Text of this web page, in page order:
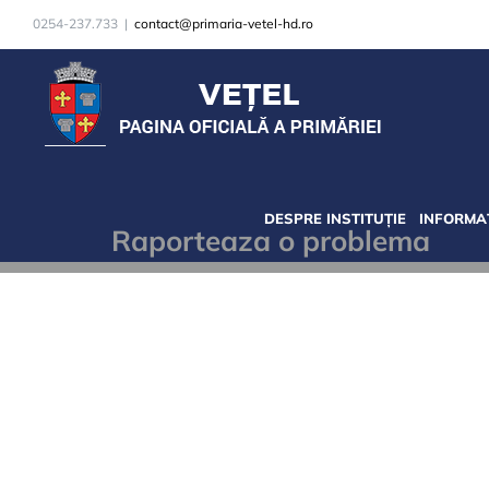
Skip
to
content
0254-237.733 | contact@primaria-vetel-hd.ro
DESPRE INSTITUȚIE
Raporteaza o problema